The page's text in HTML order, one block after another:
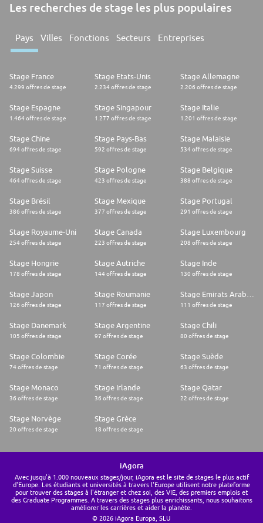
Les recherches de stage les plus populaires
Pays Villes Fonctions Secteurs Entreprises
Stage France
4.299 offres de stage
Stage Etats-Unis
2.234 offres de stage
Stage Allemagne
2.206 offres de stage
Stage Espagne
1.464 offres de stage
Stage Singapour
1.277 offres de stage
Stage Italie
1.201 offres de stage
Stage Chine
694 offres de stage
Stage Pays-Bas
592 offres de stage
Stage Malaisie
534 offres de stage
Stage Suisse
464 offres de stage
Stage Pologne
423 offres de stage
Stage Belgique
388 offres de stage
Stage Brésil
386 offres de stage
Stage Mexique
377 offres de stage
Stage Portugal
291 offres de stage
Stage Royaume-Uni
254 offres de stage
Stage Canada
223 offres de stage
Stage Luxembourg
208 offres de stage
Stage Hongrie
178 offres de stage
Stage Autriche
144 offres de stage
Stage Inde
130 offres de stage
Stage Japon
126 offres de stage
Stage Roumanie
117 offres de stage 111 offres de stage
Stage Danemark
105 offres de stage
Stage Argentine
97 offres de stage
Stage Chili
80 offres de stage
Stage Colombie
74 offres de stage
Stage Corée
71 offres de stage
Stage Suède
63 offres de stage
Stage Monaco
36 offres de stage
Stage Irlande
36 offres de stage
Stage Qatar
22 offres de stage
Stage Norvège
20 offres de stage
Stage Grèce
18 offres de stage
iAgora
Avec jusqu'à 1.000 nouveaux stages/jour, iAgora est le site de stages le plus actif
d'Europe. Les étudiants et universités à travers l'Europe utilisent notre plateforme
pour trouver des stages à l'étranger et chez soi, des VIE, des premiers emplois et
des Graduate Programmes. A travers des stages plus enrichissants, nous souhaitons
améliorer les carrières et aider la planète.
© 2026 iAgora Europa, SLU